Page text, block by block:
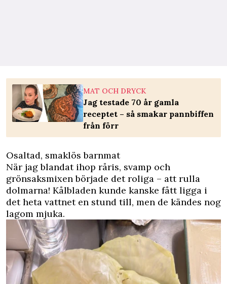
MAT OCH DRYCK
Jag testade 70 år gamla
receptet – så smakar pannbiffen
från förr
Osaltad, smaklös barnmat
När jag blandat ihop råris, svamp och
grönsaksmixen började det roliga – att rulla
dolmarna! Kålbladen kunde kanske fått ligga i
det heta vattnet en stund till, men de kändes nog
lagom mjuka.